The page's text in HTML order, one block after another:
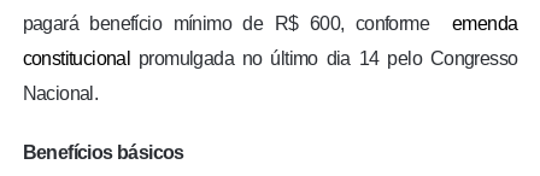
pagará benefício mínimo de R$ 600, conforme emenda
constitucional
promulgada no último dia 14 pelo Congresso
Nacional.
Benefícios básicos